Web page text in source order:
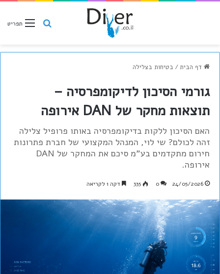
תפריט חיפוש
דף הבית / בטיחות בצלילה
גורמי הסיכון לדיקומפרסיה –
תוצאות מחקר של DAN אירופה
האם הסיכון ללקות בדיקומפרסיה באותו פרופיל צלילה
זהה לכולם? שי לוי, המנהל המקצועי של חברת פתרונות
חירום מתקדמים בע"מ סיכם את המחקר של DAN
אירופה.
24/05/2026
0
335 דקה 1 לקריאה